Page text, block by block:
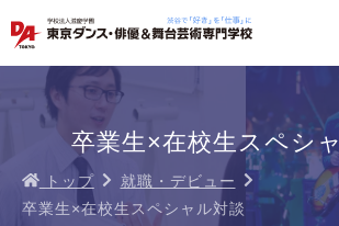
学科・専攻 資料請求
卒業生×在校生スペシ
トップ
就職・デビュー
卒業生×在校生スペシャル対談